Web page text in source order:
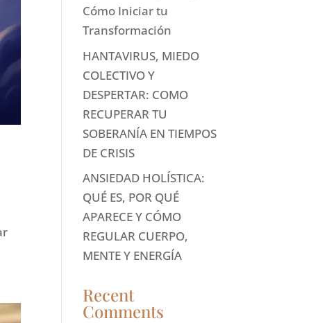
Cómo Iniciar tu
Transformación
HANTAVIRUS, MIEDO
COLECTIVO Y
DESPERTAR: COMO
RECUPERAR TU
SOBERANÍA EN TIEMPOS
DE CRISIS
ANSIEDAD HOLÍSTICA:
QUÉ ES, POR QUÉ
APARECE Y CÓMO
REGULAR CUERPO,
MENTE Y ENERGÍA
Recent
Comments